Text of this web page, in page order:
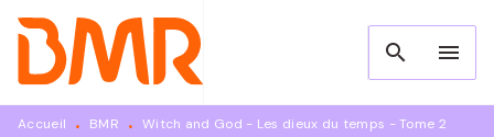
MENU RECHERCHE
PIED DE PAGE
search menu
Accueil • BMR • Witch and God - Les dieux du temps - Tome 2